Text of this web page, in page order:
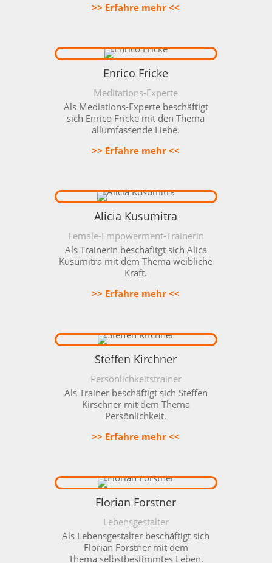
>> Erfahre mehr <<
Enrico Fricke
Meditations-Experte
Als Mediations-Experte beschäftigt
sich Enrico Fricke mit den Thema
allumfassende Liebe.
>> Erfahre mehr <<
Alicia Kusumitra
Female-Empowerment-Trainerin
Als Trainerin beschäfitgt sich Alica
Kusumitra mit dem Thema weibliche
Kraft.
>> Erfahre mehr <<
Steffen Kirchner
Persönlichkeitstrainer
Als Trainer beschäftigt sich Steffen
Kirschner mit dem Thema
Persönlichkeit.
>> Erfahre mehr <<
Florian Forstner
Lebensgestalter
Als Lebensgestalter beschäftigt sich
Florian Forstner mit dem
Thema selbstbestimmtes Leben.